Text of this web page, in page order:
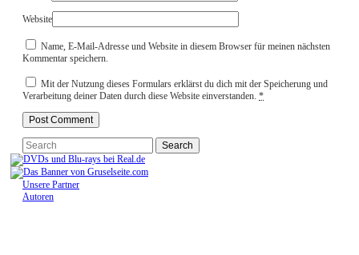
Website
Name, E-Mail-Adresse und Website in diesem Browser für meinen nächsten
Kommentar speichern.
Mit der Nutzung dieses Formulars erklärst du dich mit der Speicherung und
Verarbeitung deiner Daten durch diese Website einverstanden. *
Unsere Partner
Autoren